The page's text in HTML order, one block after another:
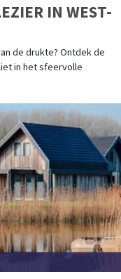
IN WEST-
de drukte? Ontdek de
in het sfeervolle